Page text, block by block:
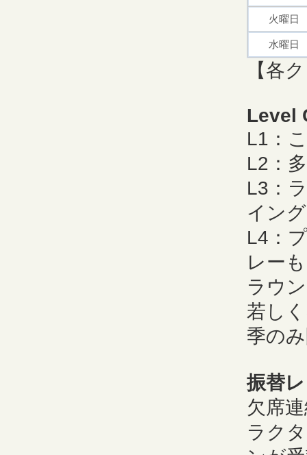
火曜日
水曜日
【各
Level
L1：
L2：
L3：
イン
L4：
レー
ラウ
若し
季の
振替
欠席
ラク